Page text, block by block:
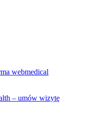
webmedical
– umów wizytę